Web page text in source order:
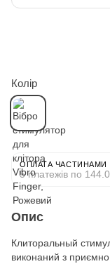
Колір
ОПЛАТА ЧАСТИНАМИ
5 платежів по
Опис
Клиторальный
виконаний з